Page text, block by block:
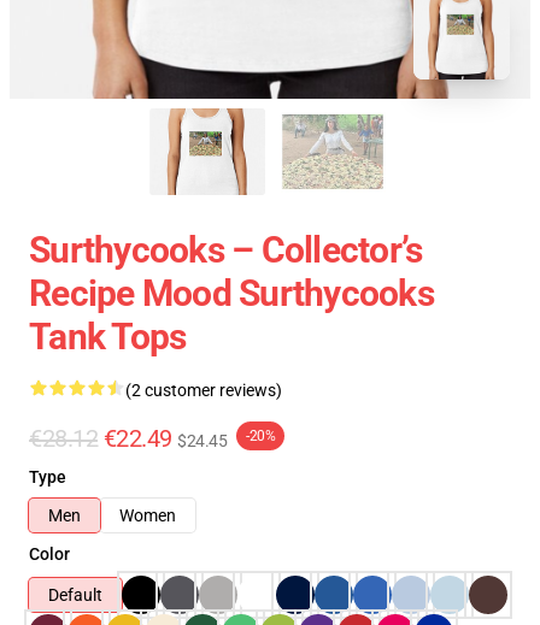
Surthycooks – Collector’s
Recipe Mood Surthycooks
Tank Tops
(2 customer reviews)
€28.12 €22.49 $24.45 -20%
Type
Men
Women
Color
Default